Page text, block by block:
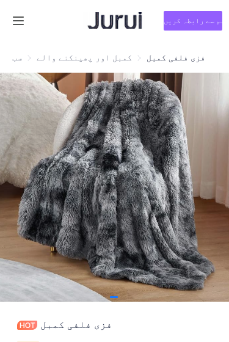
ہم سے رابطہ کریں
سب کمبل اور پھینکنے والے کمبل اور پھینکنے والے
فزی فلفی کمبل
فزی فلفی کمبل
مصنوعات
ہمارے بارے میں
خبریں
ہم سے رابطہ کریں